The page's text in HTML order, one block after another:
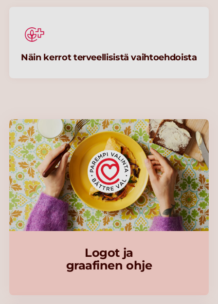
Näin kerrot terveellisistä vaihtoehdoista
Logot ja
graafinen ohje